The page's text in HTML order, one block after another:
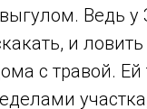
Ведь
и
с травой.